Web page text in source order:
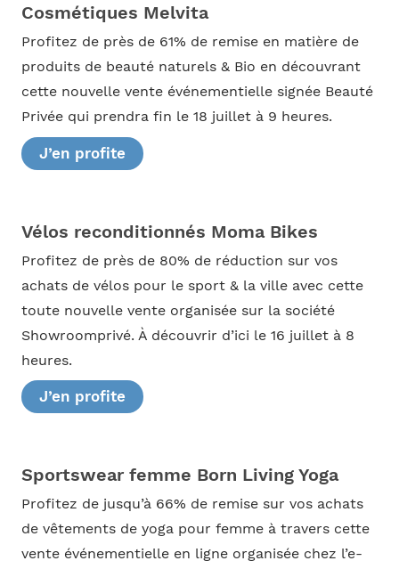
Cosmétiques Melvita
Profitez de près de 61% de remise en matière de
produits de beauté naturels & Bio en découvrant
cette nouvelle vente événementielle signée Beauté
Privée qui prendra fin le 18 juillet à 9 heures.
J’en profite
Vélos reconditionnés Moma Bikes
Profitez de près de 80% de réduction sur vos
achats de vélos pour le sport & la ville avec cette
toute nouvelle vente organisée sur la société
Showroomprivé. À découvrir d’ici le 16 juillet à 8
heures.
J’en profite
Sportswear femme Born Living Yoga
Profitez de jusqu’à 66% de remise sur vos achats
de vêtements de yoga pour femme à travers cette
vente événementielle en ligne organisée chez l’e-